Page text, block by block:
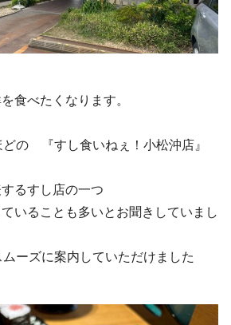
食べたくなります。
の 『すし食いねぇ！小松沖店』
るすし店の一つ
いることも多いとお聞きしていまし
ーズに案内していただけました